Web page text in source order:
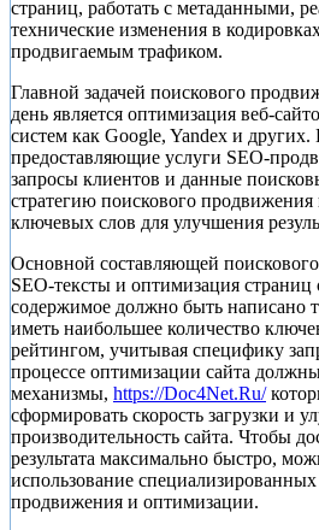
страниц, работать с метаданными,
технические изменения в
продвигаемым трафиком.
Главной задачей поискового
день является оптимизация веб-
систем как Google, Yandex и
предоставляющие услуги SEO-
запросы клиентов и данные
стратегию поискового продвижения
ключевых слов для улучшения
Основной составляющей
SEO-тексты и оптимизация страниц
содержимое должно быть написано
иметь наибольшее количество
рейтингом, учитывая специфику
процессе оптимизации сайта
механизмы, https://Doc4Net.Ru/
сформировать скорость загрузки и
производительность сайта. Чтобы
результата максимально быстро,
использование
продвижения и оптимизации.